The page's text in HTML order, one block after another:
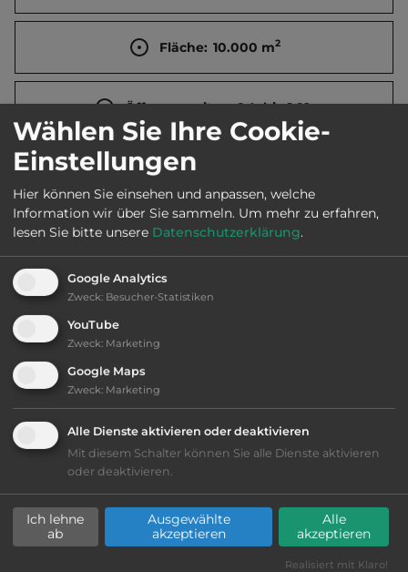
Fläche: 10.000 m2
Öffnungszeiten: 1.4. bis 9.10.
Telefon: 0033 4 66822136
Ausstattung:
bis 30,- Euro
Klassifizierung: befriedigend
Lage: schön
Platzeinrichtung: gut
Hygiene: befriedigend
Wählen Sie Ihre Cookie-
Einstellungen
Hier können Sie einsehen und anpassen, welche
Information wir über Sie sammeln. Um mehr zu erfahren,
lesen Sie bitte unsere Datenschutzerklärung.
Google Analytics
Zweck: Besucher-Statistiken
YouTube
Zweck: Marketing
Google Maps
Zweck: Marketing
Alle Dienste aktivieren oder deaktivieren
Mit diesem Schalter können Sie alle Dienste aktivieren
oder deaktivieren.
Ich lehne
ab
Ausgewählte
akzeptieren
Alle
akzeptieren
Realisiert mit Klaro!